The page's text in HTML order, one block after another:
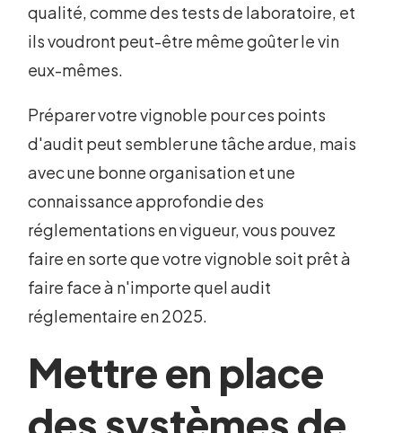
qualité, comme des tests de laboratoire, et
ils voudront peut-être même goûter le vin
eux-mêmes.
Préparer votre vignoble pour ces points
d'audit peut sembler une tâche ardue, mais
avec une bonne organisation et une
connaissance approfondie des
réglementations en vigueur, vous pouvez
faire en sorte que votre vignoble soit prêt à
faire face à n'importe quel audit
réglementaire en 2025.
Mettre en place